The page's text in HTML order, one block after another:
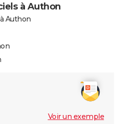
à Authon
Authon
Voir un exemple